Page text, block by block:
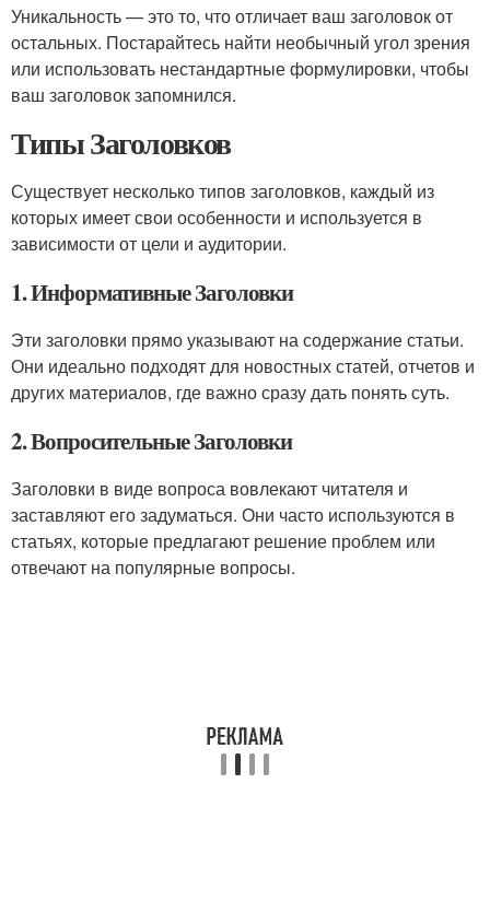
Уникальность — это то, что отличает ваш заголовок от
остальных. Постарайтесь найти необычный угол зрения
или использовать нестандартные формулировки, чтобы
ваш заголовок запомнился.
Типы Заголовков
Существует несколько типов заголовков, каждый из
которых имеет свои особенности и используется в
зависимости от цели и аудитории.
1. Информативные Заголовки
Эти заголовки прямо указывают на содержание статьи.
Они идеально подходят для новостных статей, отчетов и
других материалов, где важно сразу дать понять суть.
2. Вопросительные Заголовки
Заголовки в виде вопроса вовлекают читателя и
заставляют его задуматься. Они часто используются в
статьях, которые предлагают решение проблем или
отвечают на популярные вопросы.